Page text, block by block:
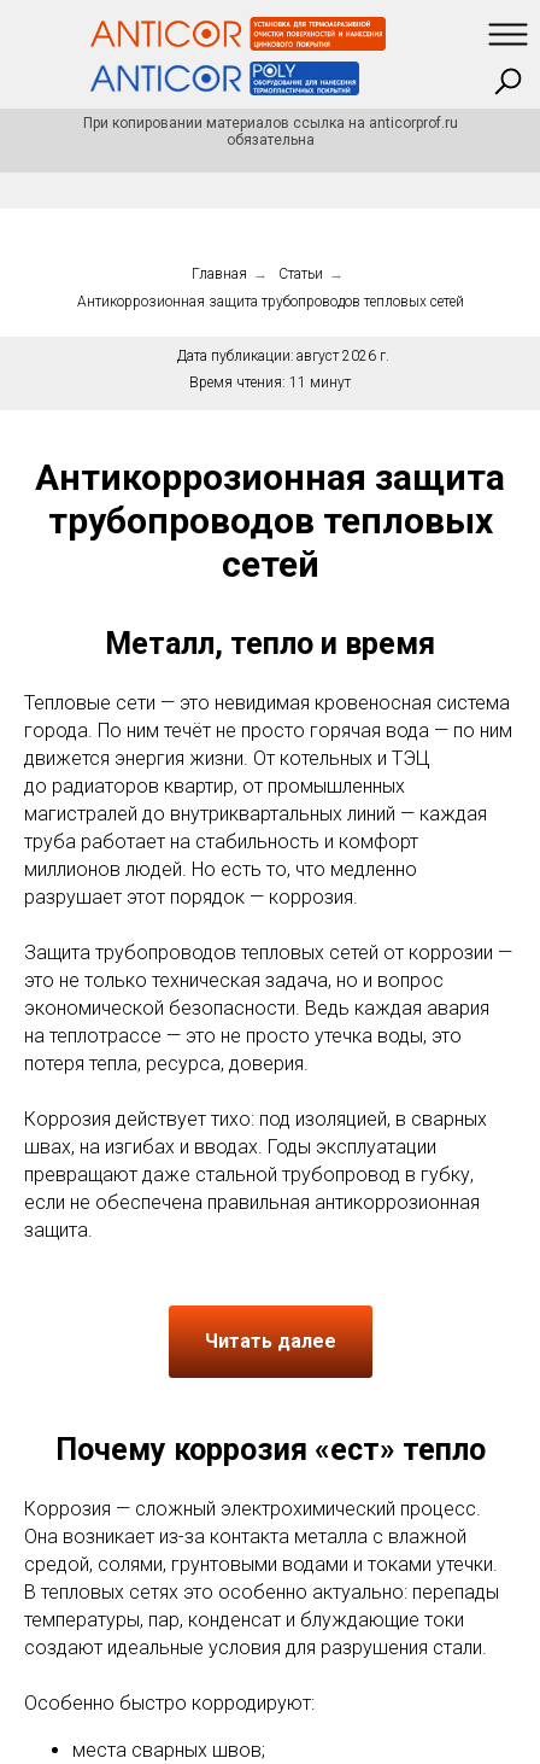
При копировании материалов ссылка на anticorprof.ru
обязательна
Главная → Статьи →
Антикоррозионная защита трубопроводов тепловых сетей
август 2026 г.
Дата публикации:
Время чтения: 11 минут
Антикоррозионная защита
трубопроводов тепловых
сетей
Металл, тепло и время
Тепловые сети — это невидимая кровеносная система
города. По ним течёт не просто горячая вода — по ним
движется энергия жизни. От котельных и ТЭЦ
до радиаторов квартир, от промышленных
магистралей до внутриквартальных линий — каждая
труба работает на стабильность и комфорт
миллионов людей. Но есть то, что медленно
разрушает этот порядок — коррозия.
Защита трубопроводов тепловых сетей от коррозии —
это не только техническая задача, но и вопрос
экономической безопасности. Ведь каждая авария
на теплотрассе — это не просто утечка воды, это
потеря тепла, ресурса, доверия.
Коррозия действует тихо: под изоляцией, в сварных
швах, на изгибах и вводах. Годы эксплуатации
превращают даже стальной трубопровод в губку,
если не обеспечена правильная антикоррозионная
защита.
Читать далее
Почему коррозия «ест» тепло
Коррозия — сложный электрохимический процесс.
Она возникает из-за контакта металла с влажной
средой, солями, грунтовыми водами и токами утечки.
В тепловых сетях это особенно актуально: перепады
температуры, пар, конденсат и блуждающие токи
создают идеальные условия для разрушения стали.
Особенно быстро корродируют:
места сварных швов;